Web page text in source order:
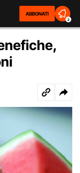
ABBONATI
2